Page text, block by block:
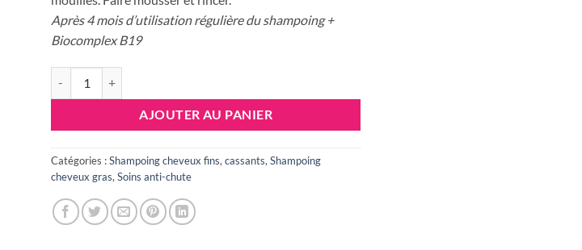
Après 4 mois d’utilisation régulière du shampoing +
Biocomplex B19
AJOUTER AU PANIER
Catégories :Shampoing cheveux fins, cassants, Shampoing
cheveux gras, Soins anti-chute